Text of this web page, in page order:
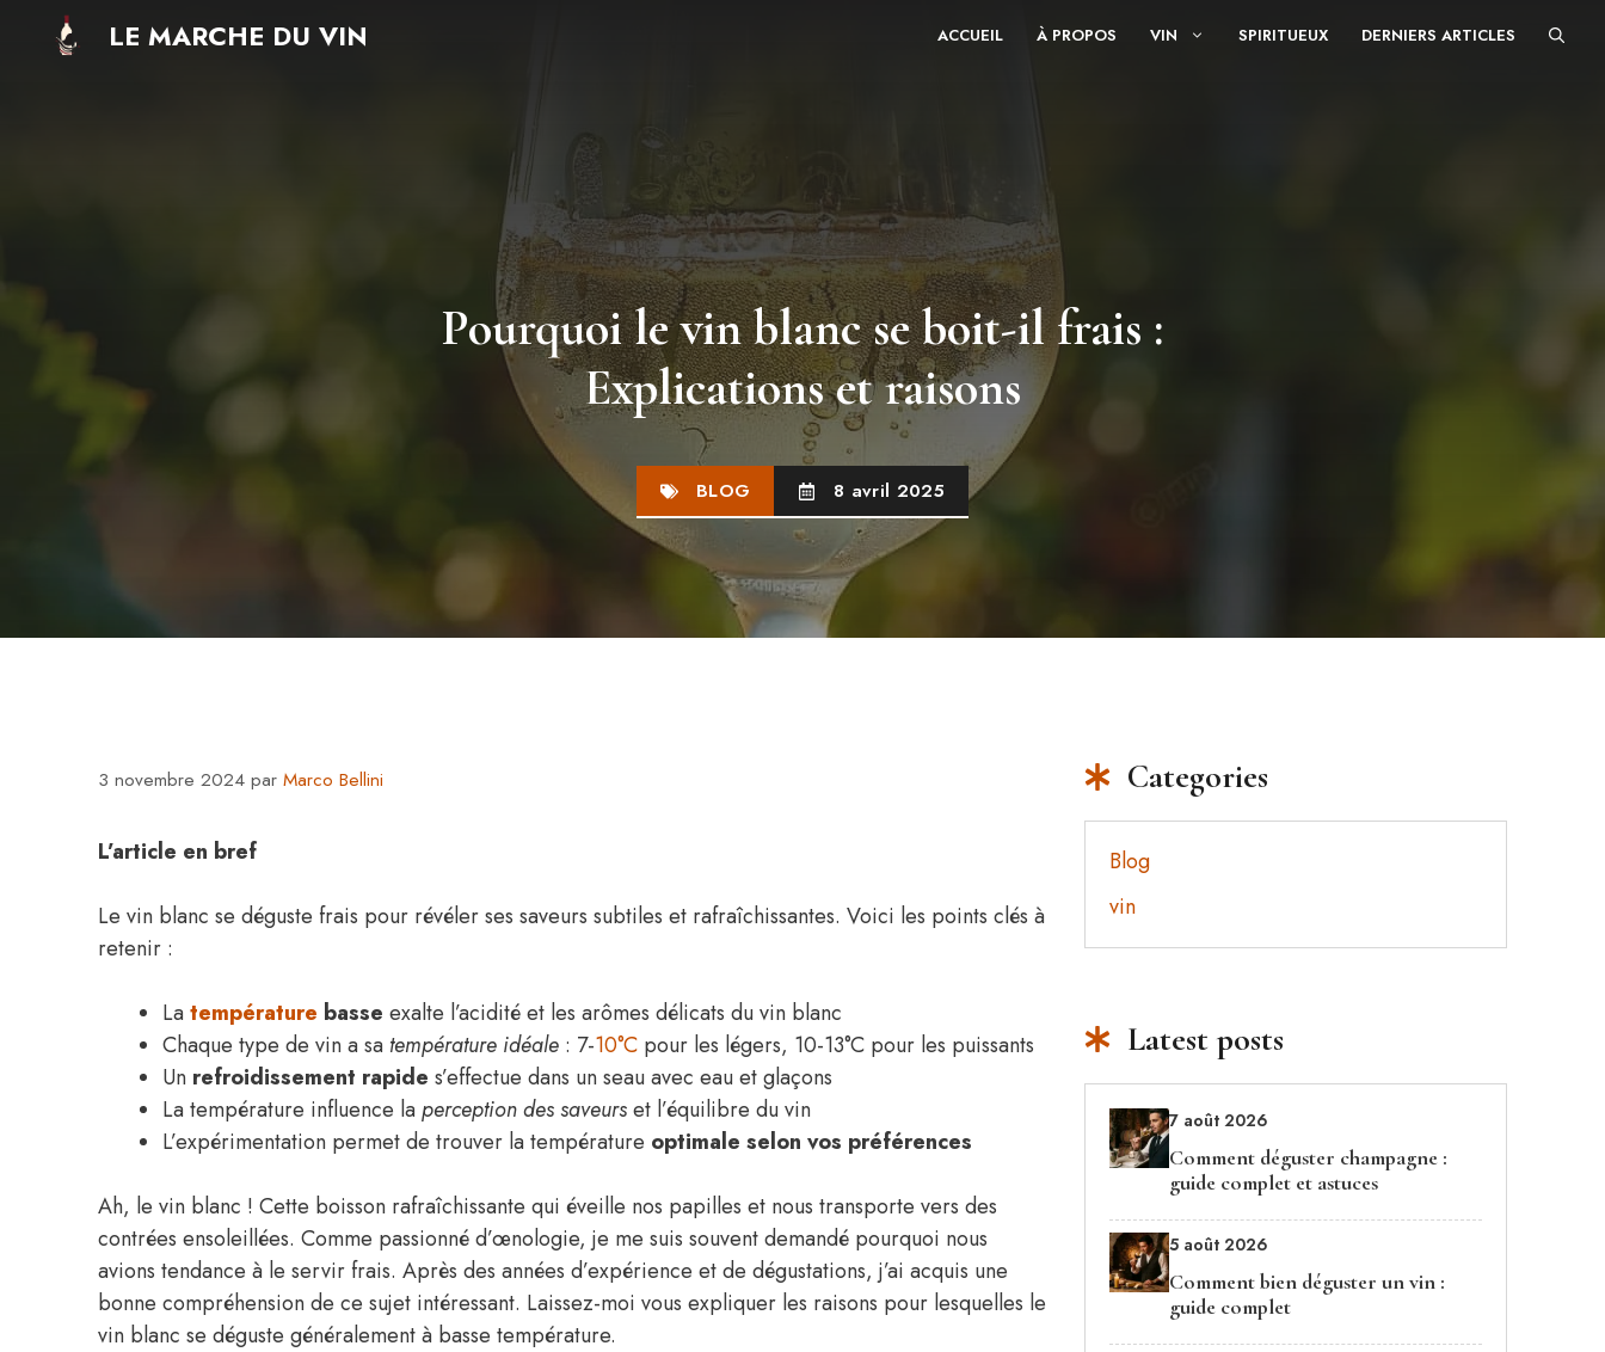
LE MARCHE DU VIN ACCUEIL À PROPOS VIN SPIRITUEUX DERNIERS ARTICLES
Pourquoi le vin blanc se boit-il frais :
Explications et raisons
BLOG 8 avril 2025
3 novembre 2024 par Marco Bellini
L’article en bref
Le vin blanc se déguste frais pour révéler ses saveurs subtiles et rafraîchissantes. Voici les points clés à
retenir :
Latempérature basse exalte l’acidité et les arômes délicats du vin blanc
Chaque type de vin a sa température idéale : 7-10°C pour les légers, 10-13°C pour les puissants
Un refroidissement rapide s’effectue dans un seau avec eau et glaçons
La température influence laperception des saveurset l’équilibre du vin
L’expérimentation permet de trouver la température optimale selon vos préférences
Ah, le vin blanc ! Cette boisson rafraîchissante qui éveille nos papilles et nous transporte vers des
contrées ensoleillées. Comme passionné d’œnologie, je me suis souvent demandé pourquoi nous
avions tendance à le servir frais. Après des années d’expérience et de dégustations, j’ai acquis une
bonne compréhension de ce sujet intéressant. Laissez-moi vous expliquer les raisons pour lesquelles le
vin blanc se déguste généralement à basse température.
Categories
Blog
vin
Latest posts
7 août 2026
Comment déguster champagne :
guide complet et astuces
5 août 2026
Comment bien déguster un vin :
guide complet